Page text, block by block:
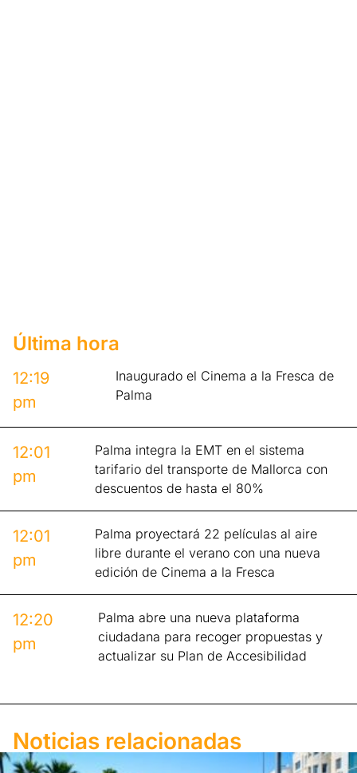
Última hora
12:19
pm
Inaugurado el Cinema a la Fresca de
Palma
12:01
pm
Palma integra la EMT en el sistema
tarifario del transporte de Mallorca con
descuentos de hasta el 80%
12:01
pm
Palma proyectará 22 películas al aire
libre durante el verano con una nueva
edición de Cinema a la Fresca
12:20
pm
Palma abre una nueva plataforma
ciudadana para recoger propuestas y
actualizar su Plan de Accesibilidad
Noticias relacionadas